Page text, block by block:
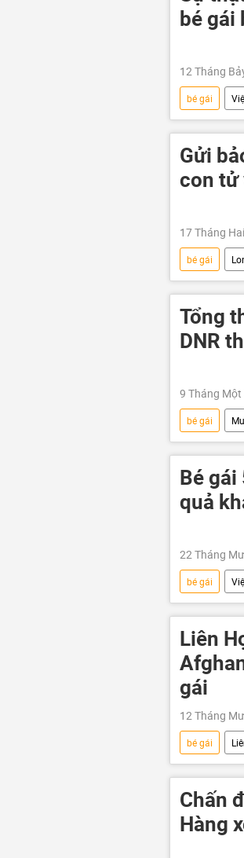
bé gái
12 Tháng
bé gái
vi phạm
Gửi
con tử
17 Tháng
bé gái
cái chết
Tổng
DNR
9 Tháng Một
bé gái
Trẻ em
Bé
quả
22 Tháng
bé gái
Liên
gái
12 Tháng
bé gái
phụ nữ
Chấn
Hàng